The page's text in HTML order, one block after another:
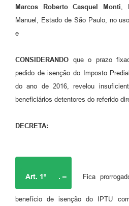
Marcos Roberto Casquel Monti ,
Manuel, Estado de São Paulo, no
e
CONSIDERANDO que o prazo
pedido de isenção do Imposto
do ano de 2016, revelou
beneficiários detentores do referido
DECRETA:
Art. 1º . – Fica
benefício de isenção do IPTU